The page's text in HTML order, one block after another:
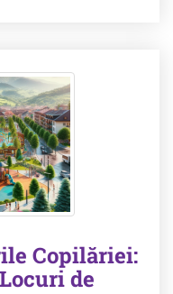
Copilăriei:
de